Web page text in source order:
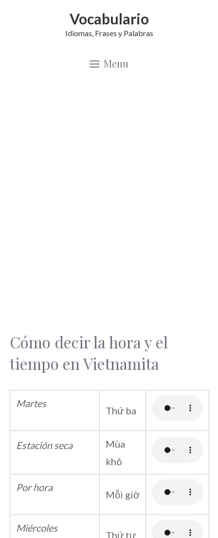
Vocabulario
Idiomas, Frases y Palabras
Menu
Cómo decir la hora y el
tiempo en Vietnamita
Martes
Thứ ba
Estación seca
Mùa
khô
Por hora
Mỗi giờ
Miércoles
Thứ tư